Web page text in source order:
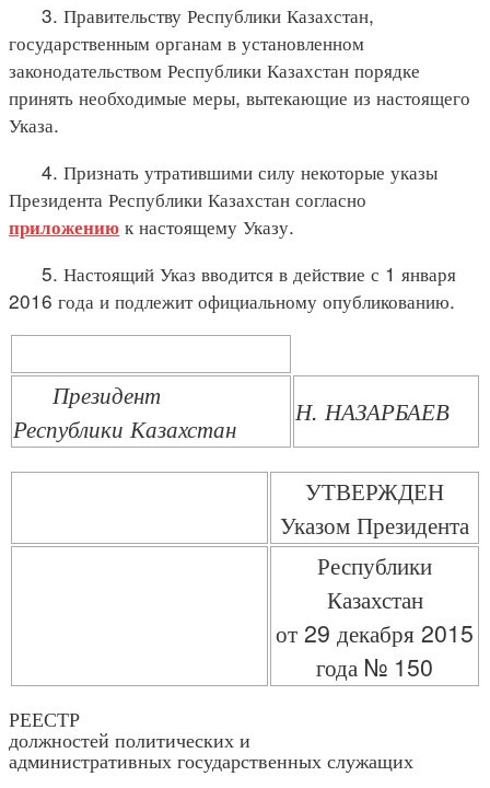
3. Правительству Республики Казахстан,
государственным органам в установленном
законодательством Республики Казахстан порядке
принять необходимые меры, вытекающие из настоящего
Указа.
4. Признать утратившими силу некоторые указы
Президента Республики Казахстан согласно
приложению к настоящему Указу.
5. Настоящий Указ вводится в действие с 1 января
2016 года и подлежит официальному опубликованию.
Президент
Республики Казахстан
Н. НАЗАРБАЕВ
УТВЕРЖДЕН
Указом Президента
Республики
Казахстан
от 29 декабря 2015
года № 150
РЕЕСТР
должностей политических и
административных государственных служащих